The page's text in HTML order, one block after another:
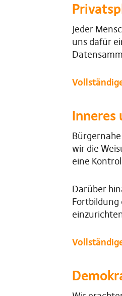
Jeder
uns dafür
Inneres
wir die
eine
Darüber
Fortbildung